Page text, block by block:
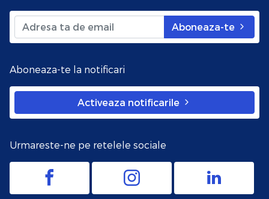
Aboneaza-te
Aboneaza-te la notificari
Activeaza notificarile
Urmareste-ne pe retelele sociale